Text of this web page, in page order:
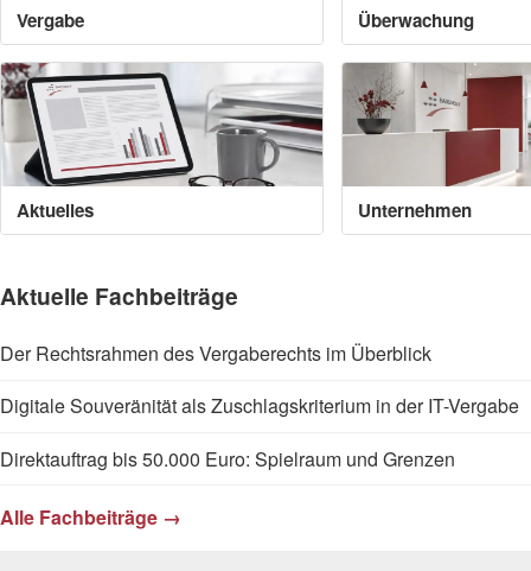
Vergabe Überwachung
Aktuelles Unternehmen
Aktuelle Fachbeiträge
Der Rechtsrahmen des Vergaberechts im Überblick
Digitale Souveränität als Zuschlagskriterium in der IT-Vergabe
Direktauftrag bis 50.000 Euro: Spielraum und Grenzen
Alle Fachbeiträge →